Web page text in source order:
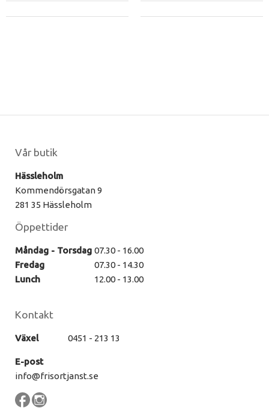
Vår butik
Hässleholm
Kommendörsgatan 9
281 35 Hässleholm
Öppettider
Måndag - Torsdag 07.30 - 16.00
Fredag
07.30 - 14.30
Lunch
12.00 - 13.00
Kontakt
Växel 0451 - 213 13
E-post
info@frisortjanst.se